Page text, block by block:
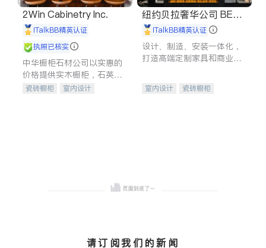
2Win Cabinetry Inc.
iTalkBB精英认证
执照已核实
中华橱柜石材公司以实惠的
价格提供实木橱柜，石英石
台面，多种优质不锈钢水
瓷砖橱柜
室内设计
纽约贝拉奢华公司 BELL
A LUXE
iTalkBB精英认证
设计、制造、安装一体化，
打造高端定制家具和商业空
室内设计
瓷砖橱柜
请订阅我们的新闻